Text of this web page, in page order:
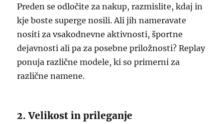
Preden se odločite za nakup, razmislite, kdaj in
kje boste superge nosili. Ali jih nameravate
nositi za vsakodnevne aktivnosti, športne
dejavnosti ali pa za posebne priložnosti? Replay
ponuja različne modele, ki so primerni za
različne namene.
2. Velikost in prileganje